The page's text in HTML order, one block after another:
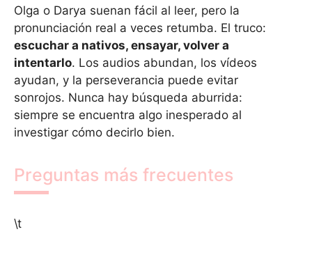
Olga o Darya suenan fácil al leer, pero la
pronunciación real a veces retumba. El truco:
escuchar a nativos, ensayar, volver a
intentarlo. Los audios abundan, los vídeos
ayudan, y la perseverancia puede evitar
sonrojos. Nunca hay búsqueda aburrida:
siempre se encuentra algo inesperado al
investigar cómo decirlo bien.
Preguntas más frecuentes
\t